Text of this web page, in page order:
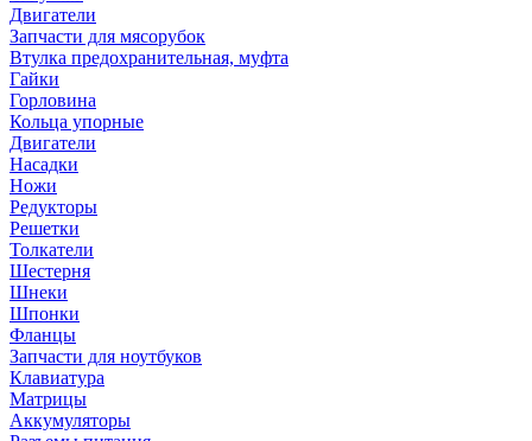
Двигатели
Запчасти для мясорубок
Втулка предохранительная, муфта
Гайки
Горловина
Кольца упорные
Двигатели
Насадки
Ножи
Редукторы
Решетки
Толкатели
Шестерня
Шнеки
Шпонки
Фланцы
Запчасти для ноутбуков
Клавиатура
Матрицы
Аккумуляторы